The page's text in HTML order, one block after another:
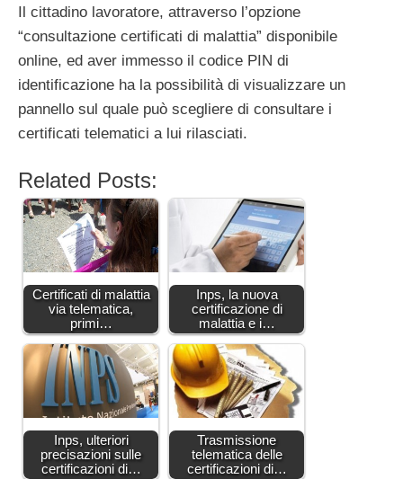
Il cittadino lavoratore, attraverso l’opzione
“consultazione certificati di malattia” disponibile
online, ed aver immesso il codice PIN di
identificazione ha la possibilità di visualizzare un
pannello sul quale può scegliere di consultare i
certificati telematici a lui rilasciati.
Related Posts:
Certificati di malattia
via telematica,
primi…
Inps, la nuova
certificazione di
malattia e i…
Inps, ulteriori
precisazioni sulle
certificazioni di…
Trasmissione
telematica delle
certificazioni di…